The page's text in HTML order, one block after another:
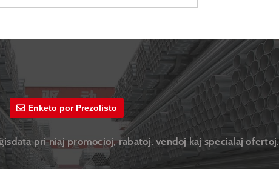
Enketo por Prezolisto
pri niaj promocioj, rabatoj, vendoj kaj specialaj ofertoj.